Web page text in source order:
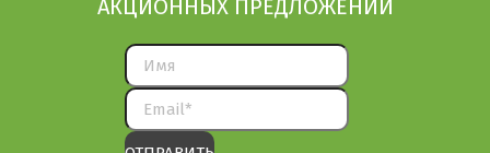
АКЦИОННЫХ ПРЕДЛОЖЕНИЙ